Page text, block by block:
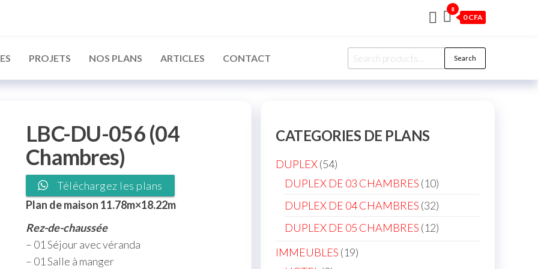
0
0 CFA
PROJETS NOS PLANS ARTICLES CONTACT
Search
for:
Search
LBC-DU-056 (04
Chambres)
Téléchargez les plans
Plan de maison 11.78m×18.22m
Rez-de-chaussée
– 01 Séjour avec véranda
– 01 Salle à manger
CATEGORIES DE PLANS
DUPLEX 5454
products
DUPLEX DE 03 CHAMBRES 1010
products
DUPLEX DE 04 CHAMBRES 3232
products
DUPLEX DE 05 CHAMBRES 1212
IMMEUBLES 1919